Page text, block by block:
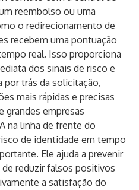
reembolso ou uma
o redirecionamento de
recebem uma pontuação
real. Isso proporciona
dos sinais de risco e
por trás da solicitação,
mais rápidas e precisas
grandes empresas
na linha de frente do
de identidade em tempo
Ele ajuda a prevenir
reduzir falsos positivos
a satisfação do